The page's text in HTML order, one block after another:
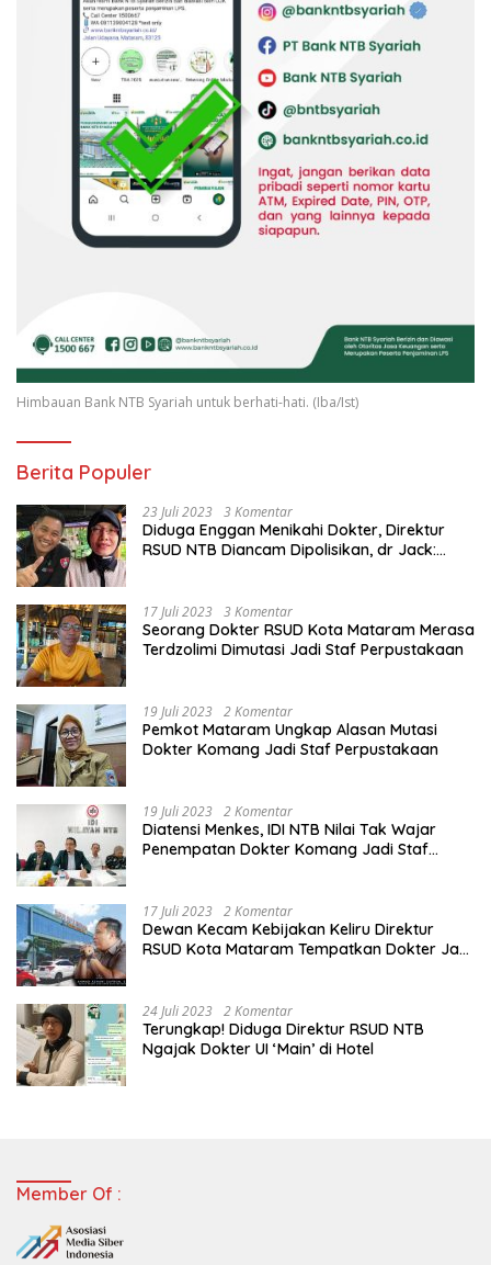
Himbauan Bank NTB Syariah untuk berhati-hati. (Iba/Ist)
Berita Populer
23 Juli 2023 3 Komentar
Diduga Enggan Menikahi Dokter, Direktur
RSUD NTB Diancam Dipolisikan, dr Jack:
17 Juli 2023 3 Komentar
Seorang Dokter RSUD Kota Mataram Merasa
Terdzolimi Dimutasi Jadi Staf Perpustakaan
19 Juli 2023 2 Komentar
Pemkot Mataram Ungkap Alasan Mutasi
Dokter Komang Jadi Staf Perpustakaan
19 Juli 2023 2 Komentar
Diatensi Menkes, IDI NTB Nilai Tak Wajar
Penempatan Dokter Komang Jadi Staf
17 Juli 2023 2 Komentar
Dewan Kecam Kebijakan Keliru Direktur
RSUD Kota Mataram Tempatkan Dokter Jadi
24 Juli 2023 2 Komentar
Terungkap! Diduga Direktur RSUD NTB
Ngajak Dokter UI ‘Main’ di Hotel
Member Of :